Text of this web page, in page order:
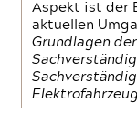
Aspekt ist der
aktuellen
Grundlagen